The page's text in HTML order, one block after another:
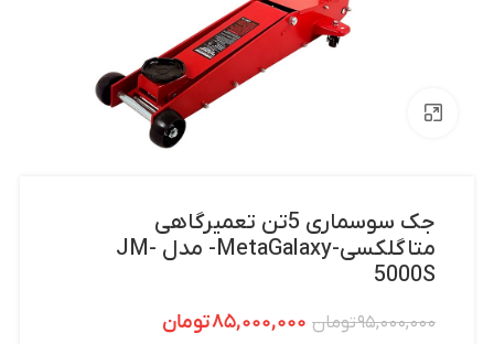
جک سوسماری 5تن تعمیرگاهی
متاگلکسی-MetaGalaxy- مدل JM-
5000S
۹۵,۰۰۰,۰۰۰تومان ۸۵,۰۰۰,۰۰۰تومان